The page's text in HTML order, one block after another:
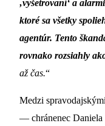
‚vyšetrovaní‘ a
ktoré sa všetky
agentúr. Tento
rovnako rozsiahly
až čas.“
Medzi
— chránenec Daniela